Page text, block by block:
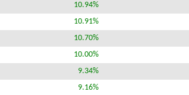
10.94%
10.91%
10.70%
10.00%
9.34%
9.16%